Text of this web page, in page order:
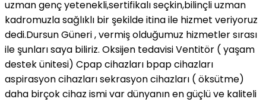
uzman genç yetenekli,sertifikalı seçkin,bilinçli uzman
kadromuzla sağlıklı bir şekilde itina ile hizmet veriyoruz
dedi.Dursun Güneri , vermiş olduğumuz hizmetler sırası
ile şunları saya biliriz. Oksijen tedavisi Ventitör ( yaşam
destek ünitesi) Cpap cihazları bpap cihazları
aspirasyon cihazları sekrasyon cihazları ( öksütme)
daha birçok cihaz ismi var dünyanın en güçlü ve kaliteli